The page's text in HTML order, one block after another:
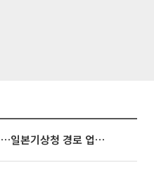
태풍 '돌핀' 오키나와 접근…일본기상청 경로 업데이트